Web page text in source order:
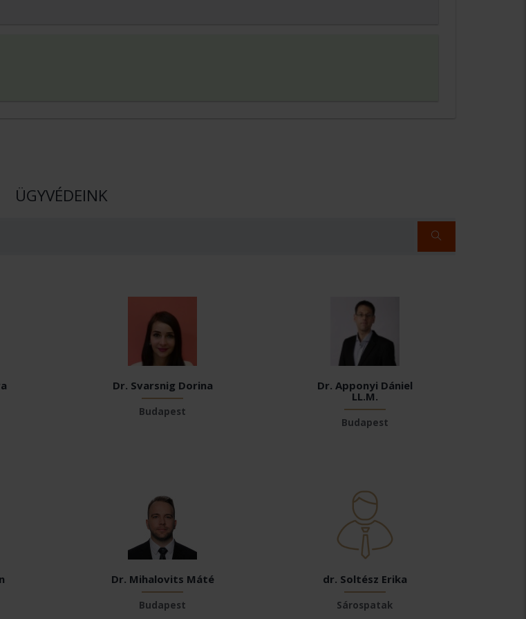
ÜGYVÉDEINK
Dr. Svarsnig Dorina
Budapest
Dr. Apponyi Dániel
LL.M.
Budapest
Dr. Mihalovits Máté
Budapest
dr. Soltész Erika
Sárospatak